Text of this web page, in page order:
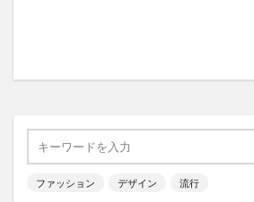
ファッション デザイン 流行